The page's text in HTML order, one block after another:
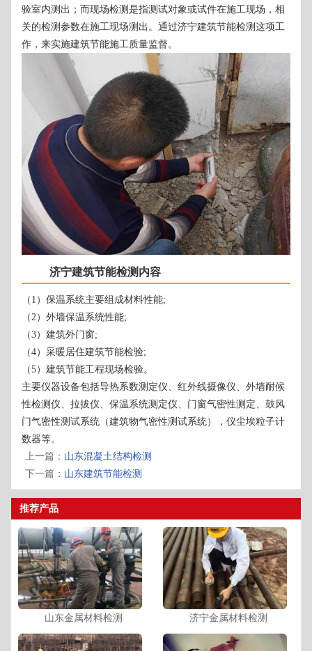
验室内测出；而现场检测是指测试对象或试件在施工现场，相
关的检测参数在施工现场测出。通过济宁建筑节能检测这项工
作，来实施建筑节能施工质量监督。
济宁建筑节能检测内容
（1）保温系统主要组成材料性能;
（2）外墙保温系统性能;
（3）建筑外门窗;
（4）采暖居住建筑节能检验;
（5）建筑节能工程现场检验。
主要仪器设备包括导热系数测定仪、红外线摄像仪、外墙耐候
性检测仪、拉拔仪、保温系统测定仪、门窗气密性测定、鼓风
门气密性测试系统（建筑物气密性测试系统），仪尘埃粒子计
数器等。
上一篇： 山东混凝土结构检测
下一篇： 山东建筑节能检测
推荐产品
山东金属材料检测 济宁金属材料检测